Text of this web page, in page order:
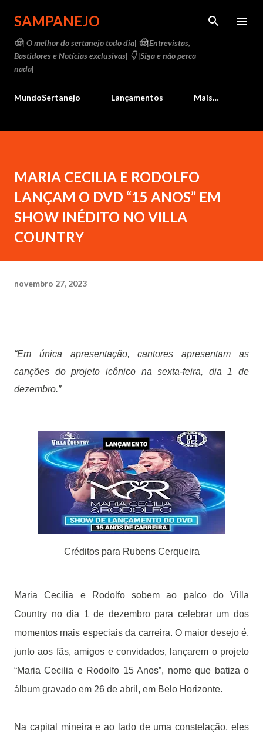
Pular para o conteúdo principal
SAMPANEJO
🤠| O melhor do sertanejo todo dia| 🤠|Entrevistas,
Bastidores e Notícias exclusivas| 👇 |Siga e não perca
nada|
MundoSertanejo Lançamentos Mais…
MARIA CECILIA E RODOLFO
LANÇAM O DVD “15 ANOS” EM
SHOW INÉDITO NO VILLA
COUNTRY
novembro 27, 2023
“Em única apresentação, cantores apresentam as
canções do projeto icônico na sexta-feira, dia 1 de
dezembro.”
Créditos para Rubens Cerqueira
Maria Cecilia e Rodolfo sobem ao palco do Villa
Country no dia 1 de dezembro para celebrar um dos
momentos mais especiais da carreira. O maior desejo é,
junto aos fãs, amigos e convidados, lançarem o projeto
“Maria Cecilia e Rodolfo 15 Anos”, nome que batiza o
álbum gravado em 26 de abril, em Belo Horizonte.
Na capital mineira e ao lado de uma constelação, eles